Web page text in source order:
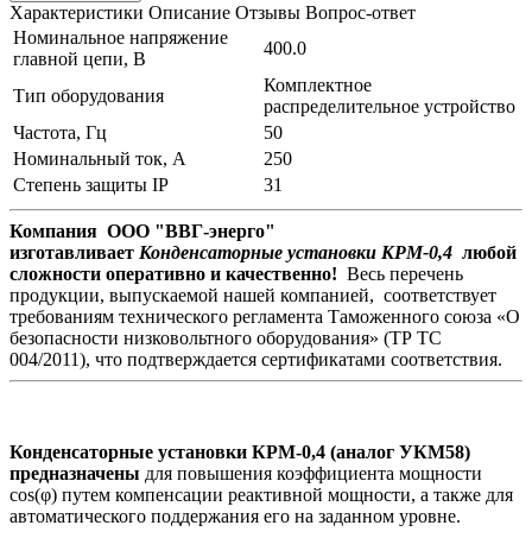
Характеристики Описание Отзывы Вопрос-ответ
Номинальное напряжение
главной цепи, В
400.0
Тип оборудования
Комплектное
распределительное устройство
Частота, Гц
50
Номинальный ток, А
250
Степень защиты IP
31
Компания ООО "ВВГ-энерго"
изготавливает Конденсаторные установки КРМ-0,4 любой
сложности оперативно и качественно! Весь перечень
продукции, выпускаемой нашей компанией, соответствует
требованиям технического регламента Таможенного союза «О
безопасности низковольтного оборудования» (ТР ТС
004/2011), что подтверждается сертификатами соответствия.
Конденсаторные установки КРМ-0,4 (аналог УКМ58)
предназначены для повышения коэффициента мощности
cos(φ) путем компенсации реактивной мощности, а также для
автоматического поддержания его на заданном уровне.